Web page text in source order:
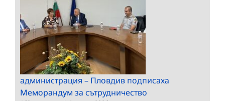
администрация – Пловдив подписаха
Меморандум за сътрудничество